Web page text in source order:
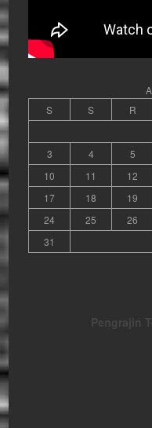
S
S R
3
4 5
10
11 12
17
18 19
24
25 26
31
Pengrajin